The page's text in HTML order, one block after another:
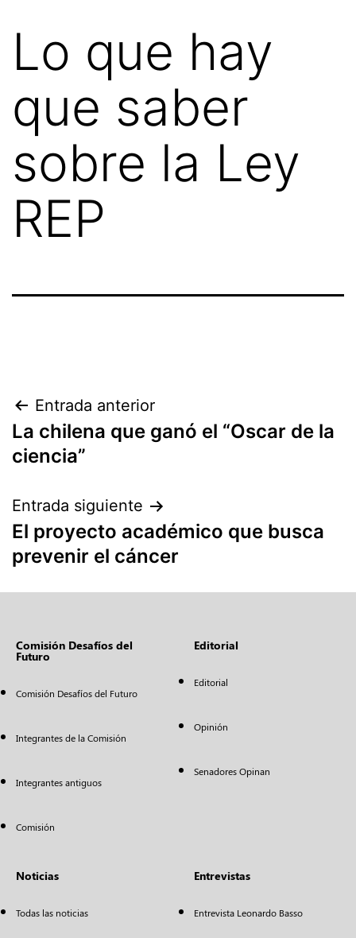
Lo que hay
que saber
sobre la Ley
REP
Entrada anterior
La chilena que ganó el “Oscar de la
ciencia”
Entrada siguiente
El proyecto académico que busca
prevenir el cáncer
Comisión Desafíos del
Futuro
Comisión Desafíos del Futuro
Integrantes de la Comisión
Integrantes antiguos
Comisión
Editorial
Editorial
Opinión
Senadores Opinan
Noticias
Todas las noticias
Entrevistas
Entrevista Leonardo Basso